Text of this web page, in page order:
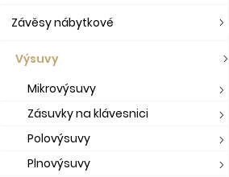
Závěsy nábytkové
Výsuvy
Mikrovýsuvy
Zásuvky na klávesnici
Polovýsuvy
Plnovýsuvy